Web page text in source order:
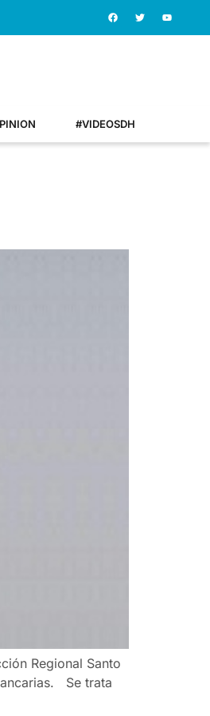
#VIDEOSDH
Regional Santo
Se trata